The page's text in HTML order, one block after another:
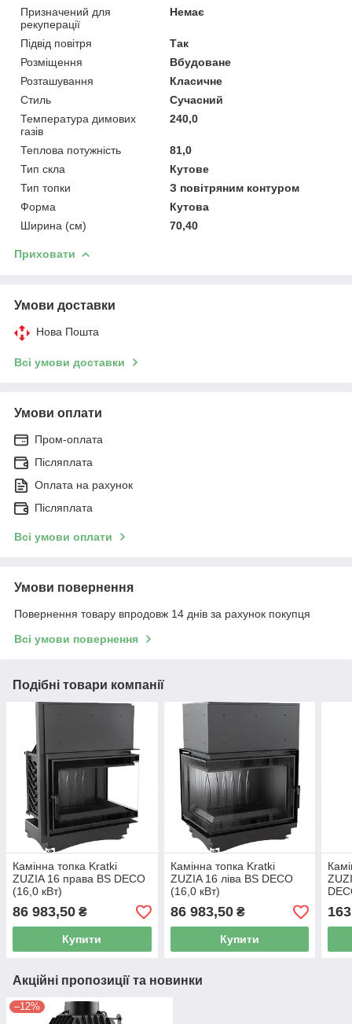
Призначений для
рекуперації
Немає
Підвід повітря
Так
Розміщення
Вбудоване
Розташування
Класичне
Стиль
Сучасний
Температура димових
газів
240,0
Теплова потужність
81,0
Тип скла
Кутове
Тип топки
З повітряним контуром
Форма
Кутова
Ширина (см)
70,40
Приховати
Умови доставки
Нова Пошта
Всі умови доставки
Умови оплати
Пром-оплата
Післяплата
Оплата на рахунок
Післяплата
Всі умови оплати
Умови повернення
Повернення товару впродовж 14 днів за рахунок покупця
Всі умови повернення
Подібні товари компанії
Камінна топка Kratki
ZUZIA 16 права BS DECO
(16,0 кВт)
86 983,50 ₴
Купити
Камінна топка Kratki
ZUZIA 16 ліва BS DECO
(16,0 кВт)
86 983,50₴
Купити
Акційні пропозиції та новинки
–12%